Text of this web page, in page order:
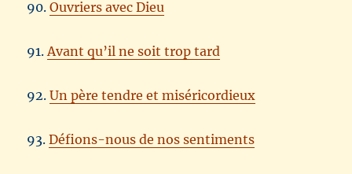
90.Ouvriers avec Dieu
91. Avant qu’il ne soit trop tard
92.Un père tendre et miséricordieux
93.Défions-nous de nos sentiments